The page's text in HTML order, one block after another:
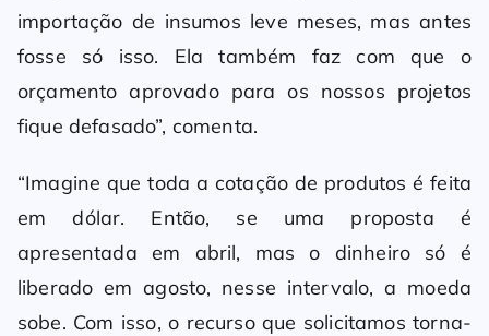
importação de insumos leve meses, mas antes
fosse só isso. Ela também faz com que o
orçamento aprovado para os nossos projetos
fique defasado”, comenta.
“Imagine que toda a cotação de produtos é feita
em dólar. Então, se uma proposta é
apresentada em abril, mas o dinheiro só é
liberado em agosto, nesse intervalo, a moeda
sobe. Com isso, o recurso que solicitamos torna-